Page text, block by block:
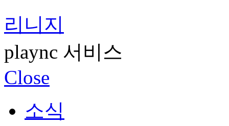
리니지
plaync 서비스
Close
소식